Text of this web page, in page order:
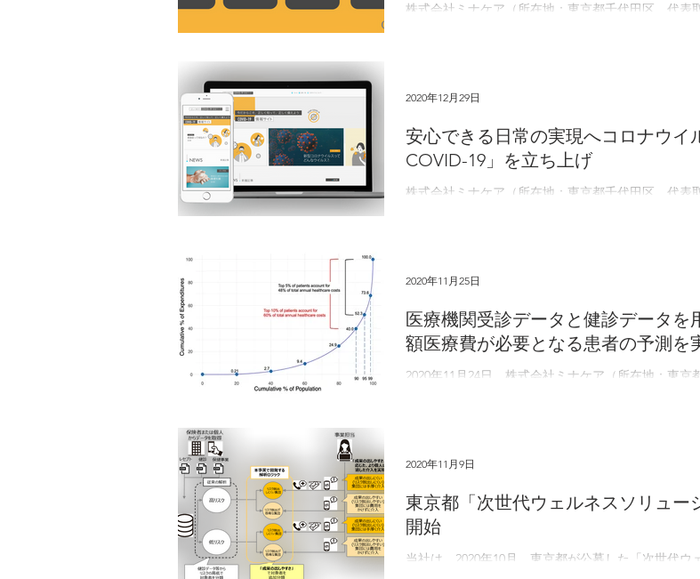
株式会社ミナケア（所在地：東京都千代田区、代
安心できる日常の実現へコロナウイ
COVID-19」を立ち上げ
株式会社ミナケア（所在地：東京都千代田区、代表
2020年12月29日
医療機関受診データと健診データ
額医療費が必要となる患者の予測を
2020年11月24日、株式会社ミナケア（所在地：東
2020年11月25日
東京都「次世代ウェルネスソリュー
開始
当社は、2020年10月、東京都が公募した「次世代
2020年11月9日